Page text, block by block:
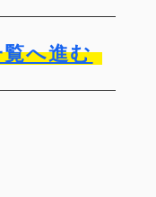
へ進む